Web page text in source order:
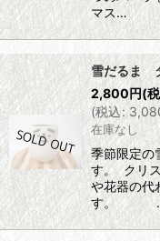
マス…
雪だるま
2,800円(
(税込:
在庫なし
季節限定の
す。 クリ
や花器の代
す。